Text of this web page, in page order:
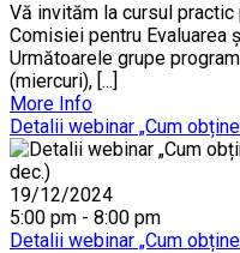
Vă invităm la cursul
Comisiei pentru Evaluarea
Următoarele grupe
(miercuri), [...]
More Info
Detalii webinar „Cum
19/12/2024
5:00 pm - 8:00 pm
Detalii webinar „Cum